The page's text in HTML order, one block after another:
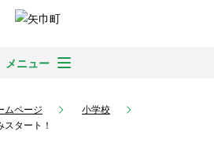
メニュー
ムページ
小学校
スタート！